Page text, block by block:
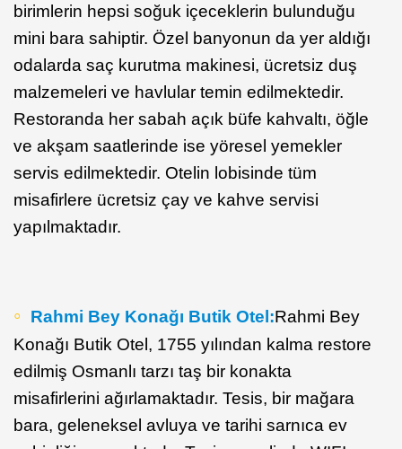
birimlerin hepsi soğuk içeceklerin bulunduğu
mini bara sahiptir. Özel banyonun da yer aldığı
odalarda saç kurutma makinesi, ücretsiz duş
malzemeleri ve havlular temin edilmektedir.
Restoranda her sabah açık büfe kahvaltı, öğle
ve akşam saatlerinde ise yöresel yemekler
servis edilmektedir. Otelin lobisinde tüm
misafirlere ücretsiz çay ve kahve servisi
yapılmaktadır.
Rahmi Bey Konağı Butik Otel:Rahmi Bey
Konağı Butik Otel, 1755 yılından kalma restore
edilmiş Osmanlı tarzı taş bir konakta
misafirlerini ağırlamaktadır. Tesis, bir mağara
bara, geleneksel avluya ve tarihi sarnıca ev